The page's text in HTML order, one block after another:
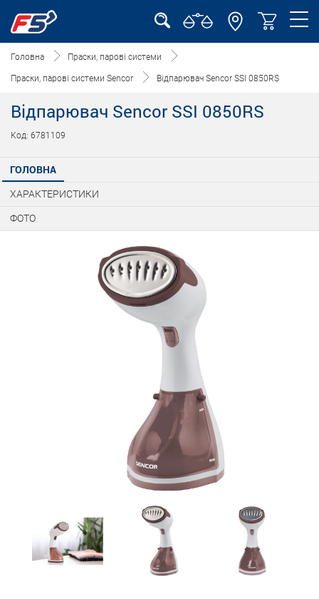
Головна Праски, парові системи
Праски, парові системи Sencor Відпарювач Sencor SSI 0850RS
Відпарювач Sencor SSI 0850RS
Код: 6781109
ГОЛОВНА
ХАРАКТЕРИСТИКИ
ФОТО